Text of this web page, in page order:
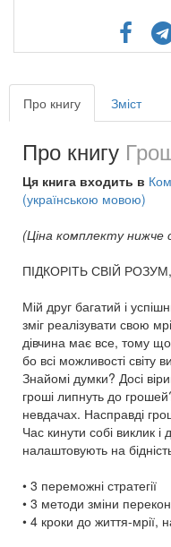
Про книгу Зміст
Про книгу
Ця книга входить в
(українською мовою)
(Ціна комплекту нижче
ПІДКОРІТЬ СВІЙ
Мій друг багатий і
зміг реалізувати свою
дівчина має все, тому
бо всі можливості світу
Знайомі думки? Досі
гроші липнуть до
невдачах. Насправді
Час кинути собі виклик
налаштовують на
• 3 переможні стратегії
• 3 методи зміни
• 4 кроки до життя-мрії,